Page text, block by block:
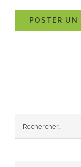
Rechercher: